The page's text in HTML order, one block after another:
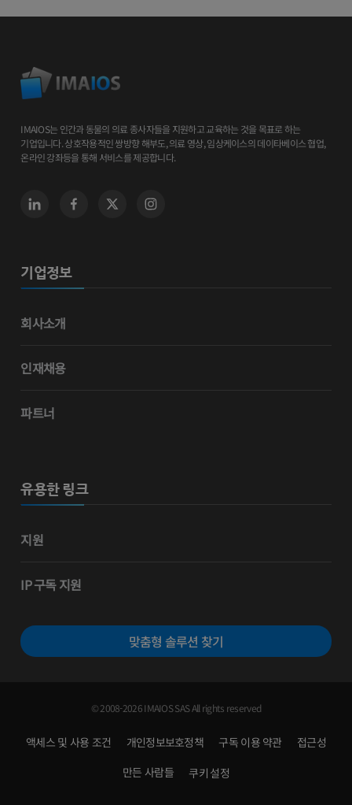
IMAIOS는 인간과 동물의 의료 종사자들을 지원하고 교육하는 것을 목표로 하는
기업입니다. 상호작용적인 쌍방향 해부도, 의료 영상, 임상케이스의 데이타베이스 협업,
온라인 강좌등을 통해 서비스를 제공합니다.
기업정보
회사소개
인재채용
파트너
유용한 링크
지원
IP 구독 지원
맞춤형 솔루션 찾기
© 2008-2026 IMAIOS SAS All rights reserved
액세스 및 사용 조건 개인정보보호정책 구독 이용 약관
접근성
만든 사람들
쿠키 설정